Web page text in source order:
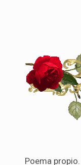
Poema propio.